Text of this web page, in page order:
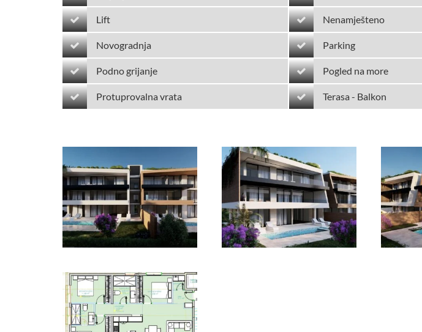
Lift Nenamješteno
Novogradnja Parking
Podno grijanje Pogled na more
Protuprovalna vrata Terasa - Balkon